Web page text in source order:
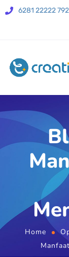
6281 22222
Home